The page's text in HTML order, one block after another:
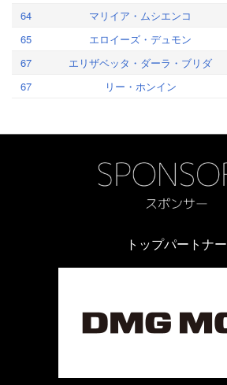
64
マリイア・ムシエンコ
65
エロイーズ・デュモン
67
エリザベッタ・ダーラ・ブリダ
67
リー・ホンイン
トップパートナー